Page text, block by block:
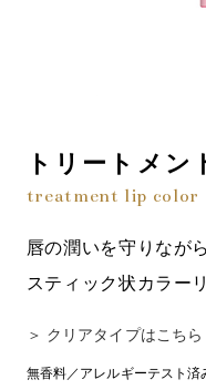
トリートメン
treatment lip color
唇の潤いを守りなが
スティック状カラー
＞ クリアタイプはこちら
無香料／アレルギーテスト